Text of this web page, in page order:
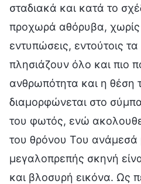
σταδιακά και κατά το
προχωρά αθόρυβα, χωρίς
εντυπώσεις, εντούτοις
πλησιάζουν όλο και πιο
ανθρωπότητα και η θέση
διαμορφώνεται στο
του φωτός, ενώ
του θρόνου Του ανάμεσά
μεγαλοπρεπής σκηνή
και βλοσυρή εικόνα. Ως